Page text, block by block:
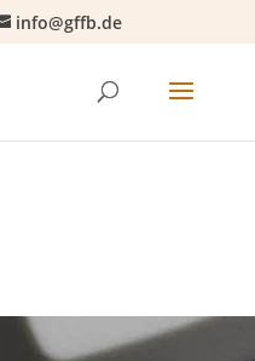
info@gffb.de